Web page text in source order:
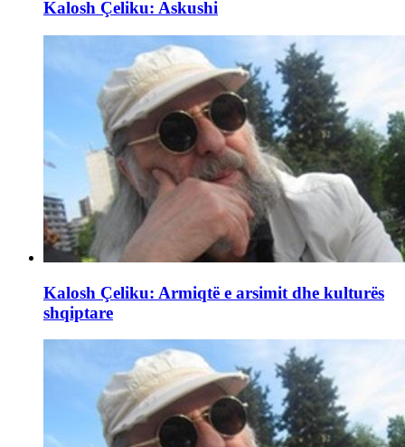
Kalosh Çeliku: Askushi
Kalosh Çeliku: Armiqtë e arsimit dhe kulturës
shqiptare